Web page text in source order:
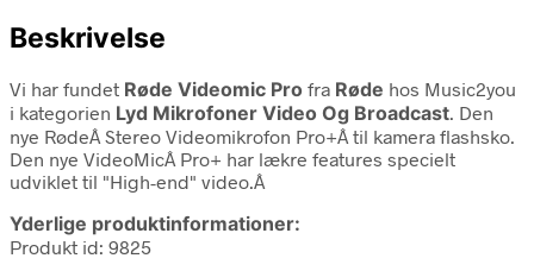
Beskrivelse
Vi har fundet Røde Videomic Pro fra Røde hos Music2you
i kategorien Lyd Mikrofoner Video Og Broadcast. Den
nye RødeÂ Stereo Videomikrofon Pro+Â til kamera flashsko.
Den nye VideoMicÂ Pro+ har lækre features specielt
udviklet til "High-end" video.Â
Yderlige produktinformationer:
Produkt id: 9825